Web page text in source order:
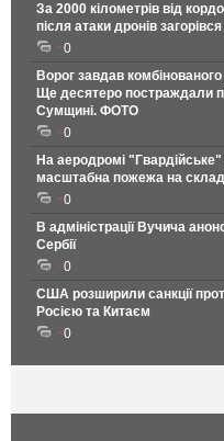
За 2000 кілометрів від
після атаки дронів
0
Ворог завдав
Ще десятеро постраждали
Сумщині. ФОТО
0
На аеродромі
масштабна пожежа на
0
В адміністрації Вучича
Сербії
0
США розширили санкції
Росією та Китаєм
0